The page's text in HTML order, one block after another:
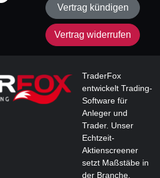
Vertrag kündigen
Vertrag widerrufen
TraderFox
entwickelt Trading-
Software für
Anleger und
Trader. Unser
Echtzeit-
Aktienscreener
setzt Maßstäbe in
der Branche.